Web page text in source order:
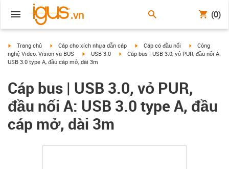
(0)
igus-icon-arrow-right
Trang chủ igus-icon-arrow-right
Cáp cho xích nhựa dẫn cáp igus-icon-arrow-right
Cáp có đầu nối igus-icon-
Công
nghệ Video, Vision và BUS
igus-icon-arrow-right
USB 3.0 igus-icon-arrow-right
Cáp bus | USB 3.0, vỏ PUR, đầu nối A:
USB 3.0 type A, đầu cáp mở, dài 3m
Cáp bus | USB 3.0, vỏ PUR,
đầu nối A: USB 3.0 type A, đầu
cáp mở, dài 3m